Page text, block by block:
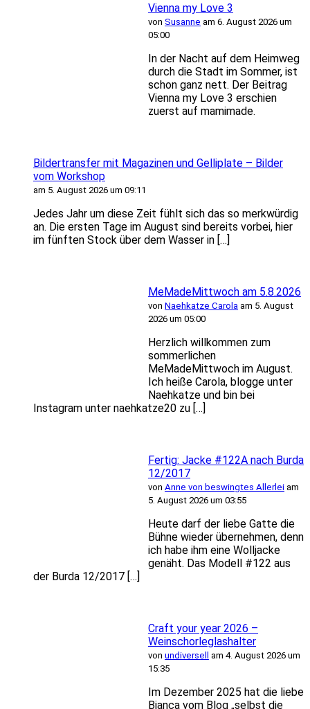
Vienna my Love 3
von Susanne am 6. August 2026 um
05:00
In der Nacht auf dem Heimweg
durch die Stadt im Sommer, ist
schon ganz nett. Der Beitrag
Vienna my Love 3 erschien
zuerst auf mamimade.
Bildertransfer mit Magazinen und Gelliplate – Bilder
vom Workshop
am 5. August 2026 um 09:11
Jedes Jahr um diese Zeit fühlt sich das so merkwürdig
an. Die ersten Tage im August sind bereits vorbei, hier
im fünften Stock über dem Wasser in […]
MeMadeMittwoch am 5.8.2026
von Naehkatze Carola am 5. August
2026 um 05:00
Herzlich willkommen zum
sommerlichen
MeMadeMittwoch im August.
Ich heiße Carola, blogge unter
Naehkatze und bin bei
Instagram unter naehkatze20 zu […]
Fertig: Jacke #122A nach Burda
12/2017
von Anne von beswingtes Allerlei am
5. August 2026 um 03:55
Heute darf der liebe Gatte die
Bühne wieder übernehmen, denn
ich habe ihm eine Wolljacke
genäht. Das Modell #122 aus
der Burda 12/2017 […]
Craft your year 2026 –
Weinschorleglashalter
von undiversell
am 4. August 2026 um
15:35
Im Dezember 2025 hat die liebe
Bianca vom Blog „selbst die